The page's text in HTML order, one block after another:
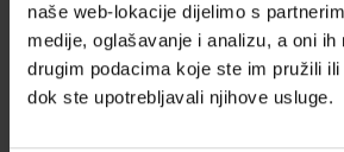
naše web-lokacije dijelimo s
medije, oglašavanje i analizu, a oni
drugim podacima koje ste im pružili
dok ste upotrebljavali njihove usluge.
Što je tester parfema?
Vodootpornost satova
Često postavljana pitanja